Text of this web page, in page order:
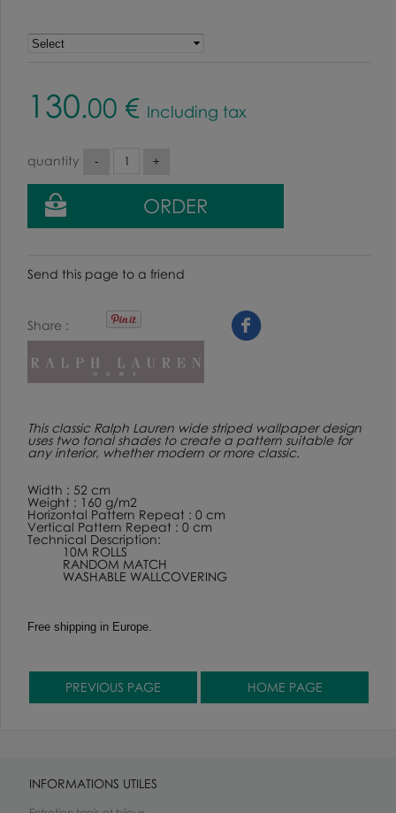
130.00 € Including tax
quantity
Send this page to a friend
Share
This classic Ralph Lauren wide striped wallpaper design
uses two tonal shades to create a pattern suitable for
any interior, whether modern or more classic.
Width : 52 cm
Weight : 160 g/m2
Horizontal Pattern Repeat : 0 cm
Vertical Pattern Repeat : 0 cm
Technical Description:
10M ROLLS
RANDOM MATCH
WASHABLE WALLCOVERING
Free shipping in Europe.
INFORMATIONS UTILES